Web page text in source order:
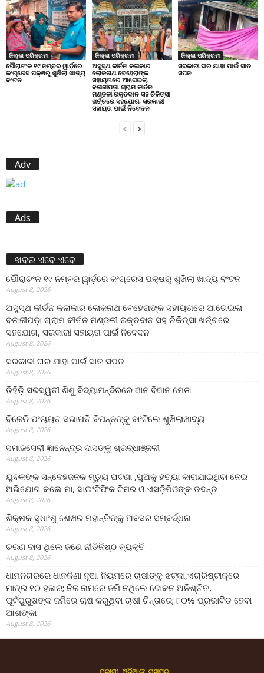
ଜିଲ୍ଲା ପରିକ୍ରମା
ପୌରାଚଂଳ ୧୯ ନମ୍ବର ୱାର୍ଡ଼ରେ
କଂଗ୍ରେସ ପକ୍ଷରୁ ଶୁଖିଲା ଖାଦ୍ୟ
ବଂଟନ
ଜିଲ୍ଲା ପରିକ୍ରମା
ଅସୁସ୍ଥ କୀର୍ତନ କଳାକାର
ଲୋକନାଥ ବେହେରାଙ୍କ
ସହାୟତାରେ ଆଗେଇଲା
ବଳାଜୀପଡ଼ା ଗ୍ରାମ କୀର୍ତନ
ମଣ୍ଡଳୀ ରକ୍ତଦାନ ସହ ଚିକିତ୍ସା
ଖର୍ଚ୍ଚରେ ସହଯୋଗ, ସରକାରୀ
ସହାୟତା ପାଇଁ ନିବେଦନ
ଜିଲ୍ଲା ପରିକ୍ରମା
ସରକାରୀ ଘର ଯାହା ପାଇଁ ସାତ
ସପନ
Adv
Ads
ଖବର ଏବେ ଏବେ
ପୌରାଚଂଳ ୧୯ ନମ୍ବର ୱାର୍ଡ଼ରେ କଂଗ୍ରେସ ପକ୍ଷରୁ ଶୁଖିଲା ଖାଦ୍ୟ ବଂଟନ
August 8, 2026
ଅସୁସ୍ଥ କୀର୍ତନ କଳାକାର ଲୋକନାଥ ବେହେରାଙ୍କ ସହାୟତାରେ ଆଗେଇଲା
ବଳାଜୀପଡ଼ା ଗ୍ରାମ କୀର୍ତନ ମଣ୍ଡଳୀ ରକ୍ତଦାନ ସହ ଚିକିତ୍ସା ଖର୍ଚ୍ଚରେ
ସହଯୋଗ, ସରକାରୀ ସହାୟତା ପାଇଁ ନିବେଦନ
August 8, 2026
ସରକାରୀ ଘର ଯାହା ପାଇଁ ସାତ ସପନ
August 8, 2026
ତିହିଡି଼ ସରସ୍ୱତୀ ଶିଶୁ ବିଦ୍ୟାମନ୍ଦିରରେ ଜ୍ଞାନ ବିଜ୍ଞାନ ମେଳା
August 8, 2026
ବିଜେଡି ପଂଚାୟତ ସଭାପତି ବିପନ୍ନଙ୍କୁ ବାଂଟିଲେ ଶୁଖିଲାଖାଦ୍ୟ
August 8, 2026
ସମାଜସେବୀ ଜ୍ଞାନେନ୍ଦ୍ର ଦାସଙ୍କୁ ଶ୍ରଦ୍ଧାଞ୍ଜଳୀ
August 8, 2026
ଯୁବକଙ୍କ ସନ୍ଦେହଜନକ ମୃତ୍ୟୁ ଘଟଣା ,ପୁଅକୁ ହତ୍ୟା କାରାଯାଇଥିବା ନେଇ
ଅଭିଯୋଗ କଲେ ମା, ସାଇଂଟିଫିକ ଟିମର ଓ ଏସଡ଼ିପିଓଙ୍କ ତଦନ୍ତ
August 8, 2026
ଶିକ୍ଷକ ସୁଧାଂଶୁ ଶେଖର ମହାନ୍ତିଙ୍କୁ ଅବସର ସମ୍ବର୍ଦ୍ଧନା
August 8, 2026
ଚରଣ ଦାସ ଥିଲେ ଜଣେ ନୀତିନିଷ୍ଠ ବ୍ୟକ୍ତି
August 8, 2026
ଧାମନଗରରେ ଧାନକିଣା ନୂଆ ନିୟମରେ ଚାଷୀଙ୍କୁ ଝଟ୍‌କା,ଏଗ୍ରିଷ୍ଟାକ୍‌ରେ
ମାତ୍ର ୧୦ ହଜାର; ନିଜ ନାମରେ ଜମି ନଥିଲେ ଟୋକନ ଅନିଶ୍ଚିତ,
ପୂର୍ବପୁରୁଷଙ୍କ ଜମିରେ ଚାଷ କରୁଥିବା ଚାଷୀ ଚିନ୍ତାରେ; ୮୦% ପ୍ରଭାବିତ ହେବା
ଆଶଙ୍କା
August 8, 2026